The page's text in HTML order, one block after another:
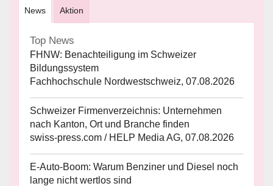
News Aktion
Top News
FHNW: Benachteiligung im Schweizer
Bildungssystem
Fachhochschule Nordwestschweiz, 07.08.2026
Schweizer Firmenverzeichnis: Unternehmen
nach Kanton, Ort und Branche finden
swiss-press.com / HELP Media AG, 07.08.2026
E-Auto-Boom: Warum Benziner und Diesel noch
lange nicht wertlos sind